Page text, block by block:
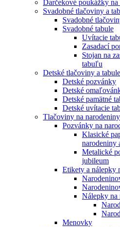
Darčekové poukážky na
Svadobné tlačoviny a
Svadobné
Svadobné tabule
Uvítacie
Zasadací
Stojan na
tabuľu
Detské tlačoviny a tabule
Detské pozvánky
Detské
Detské pamätné
Detské uvítacie
Tlačoviny na
Pozvánky na
Klasické
narodeniny
Metalické
jubileum
Etikety a nálepky
Nálepky na
Menovky